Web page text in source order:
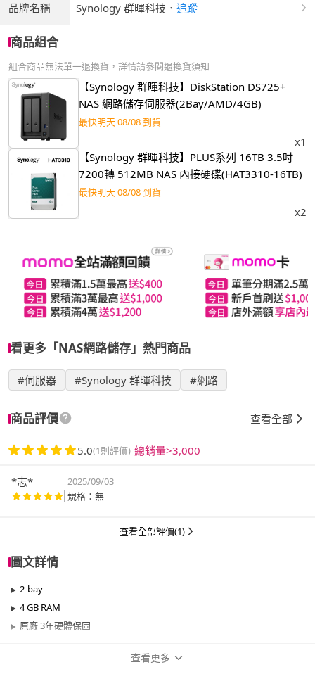
品牌名稱 Synology 群暉科技 ． 追蹤
商品組合
組合商品無法單一退換貨，詳情請參閱退換貨須知
【Synology 群暉科技】DiskStation DS725+
NAS 網路儲存伺服器(2Bay/AMD/4GB)
最快明天 08/08 到貨
x1
【Synology 群暉科技】PLUS系列 16TB 3.5吋
7200轉 512MB NAS 內接硬碟(HAT3310-16TB)
最快明天 08/08 到貨
x2
看更多「NAS網路儲存」熱門商品
#伺服器 #Synology 群暉科技 #網路
商品評價 查看全部
5.0(1則評價) 總銷量>3,000
*志*
2025/09/03
規格：無
查看全部評價(1)
圖文詳情
2-bay
4 GB RAM
原廠 3年硬體保固
查看更多